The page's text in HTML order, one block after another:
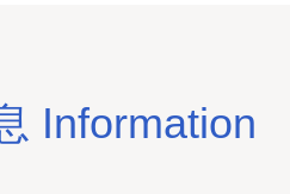
Information